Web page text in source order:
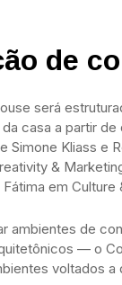
de
será
casa a partir
Simone Kliass e
&
em Culture
ambientes de
— o
voltados